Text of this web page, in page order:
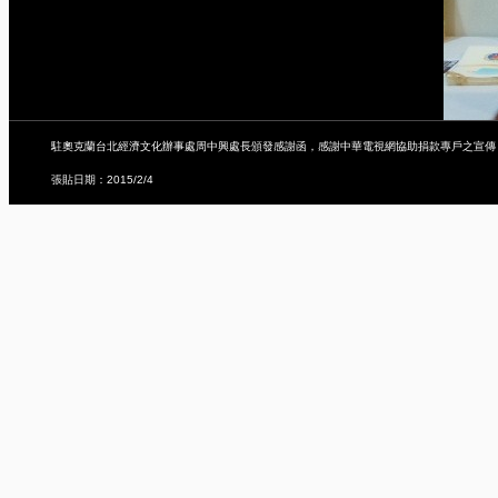
駐奧克蘭台北經濟文化辦事處周中興處長頒發感謝函，感謝中華電視網協助捐款專戶之宣傳
張貼日期：2015/2/4